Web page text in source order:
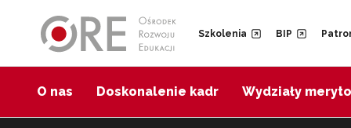
Szkolenia BIP
O nas Doskonalenie kadr Wydziały